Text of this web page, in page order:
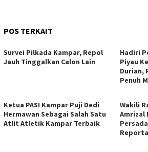
POS TERKAIT
Survei Pilkada Kampar, Repol
Jauh Tinggalkan Calon Lain
Hadiri
Piyau
Durian,
Penuh
Ketua PASI Kampar Puji Dedi
Hermawan Sebagai Salah Satu
Atlit Atletik Kampar Terbaik
Wakili
Amrizal